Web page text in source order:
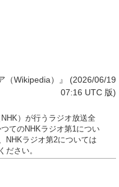
（Wikipedia）』 (2026/06/19
07:16 UTC 版)
）が行うラジオ放送全
てのNHKラジオ第1につい
NHKラジオ第2については
ださい。